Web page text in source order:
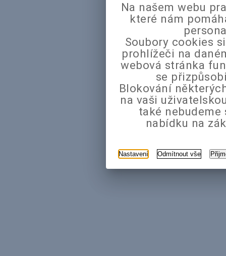
Na našem webu
které nám
Soubory cookies
prohlížeči na
webová stránka
se
Blokování
na vaši
také
nabídku na
Nastavení Odmítnout vše